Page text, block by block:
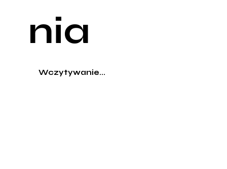
nia
Wczytywanie...